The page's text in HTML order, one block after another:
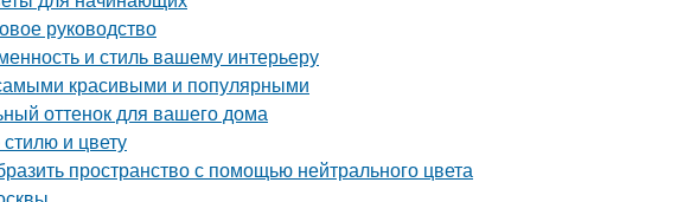
руководство
и стиль вашему интерьеру
красивыми и популярными
оттенок для вашего дома
и цвету
пространство с помощью нейтрального цвета